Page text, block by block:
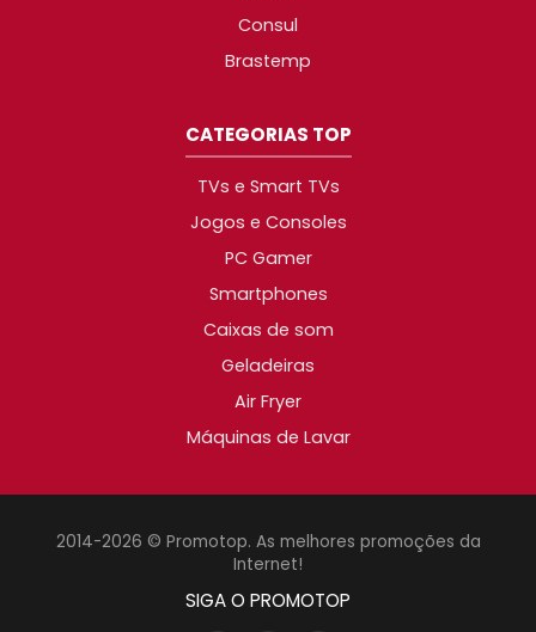
Consul
Brastemp
CATEGORIAS TOP
TVs e Smart TVs
Jogos e Consoles
PC Gamer
Smartphones
Caixas de som
Geladeiras
Air Fryer
Máquinas de Lavar
2014-2026 © Promotop. As melhores promoções da
Internet!
SIGA O PROMOTOP